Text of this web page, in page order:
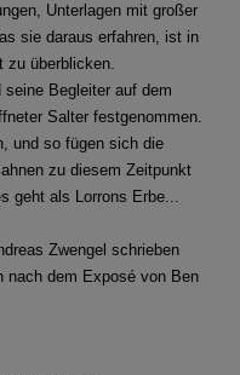
Unterlagen mit großer
sie daraus erfahren, ist in
zu überblicken.
seine Begleiter auf dem
Salter festgenommen.
und so fügen sich die
zu diesem Zeitpunkt
geht als Lorrons Erbe...
Zwengel schrieben
nach dem Exposé von Ben